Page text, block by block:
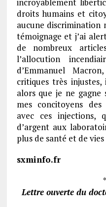
droits humains et
aucune discrimination
témoignage et j’ai
de nombreux
l’allocution
d’Emmanuel
critiques très
alors que je ne
mes concitoyens
avec ces injections,
d’argent aux
plus de santé et de
sxminfo.fr
Lettre ouverte du